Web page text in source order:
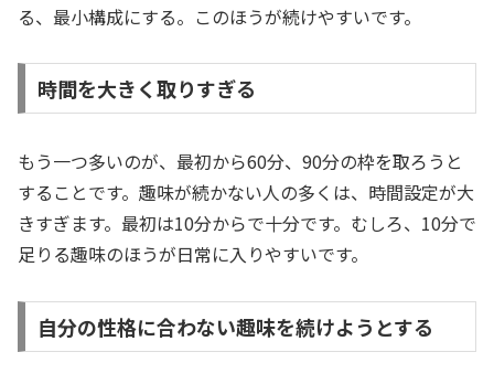
る、最小構成にする。このほうが続けやすいです。
時間を大きく取りすぎる
もう一つ多いのが、最初から60分、90分の枠を取ろうと
することです。趣味が続かない人の多くは、時間設定が大
きすぎます。最初は10分からで十分です。むしろ、10分で
足りる趣味のほうが日常に入りやすいです。
自分の性格に合わない趣味を続けようとする